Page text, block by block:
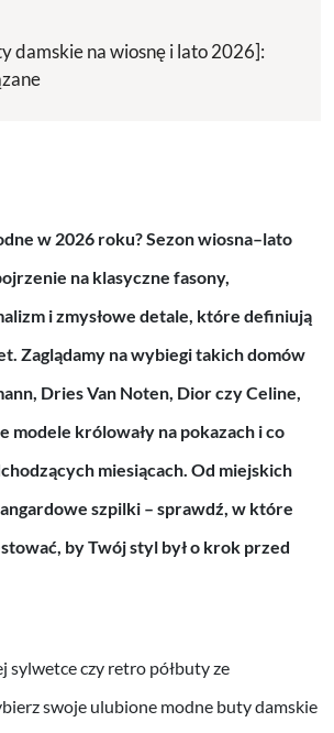
damskie na wiosnę i lato 2026]:
w 2026 roku?Sezon wiosna–lato
na klasyczne fasony,
i zmysłowe detale, które definiują
Zaglądamy na wybiegi takich domów
Dries Van Noten, Dior czy Celine,
modele królowały na pokazach i co
miesiącach. Od miejskich
szpilki – sprawdź, w które
by Twój styl był o krok przed
sylwetce czy retro półbuty ze
swoje ulubione modne buty damskie